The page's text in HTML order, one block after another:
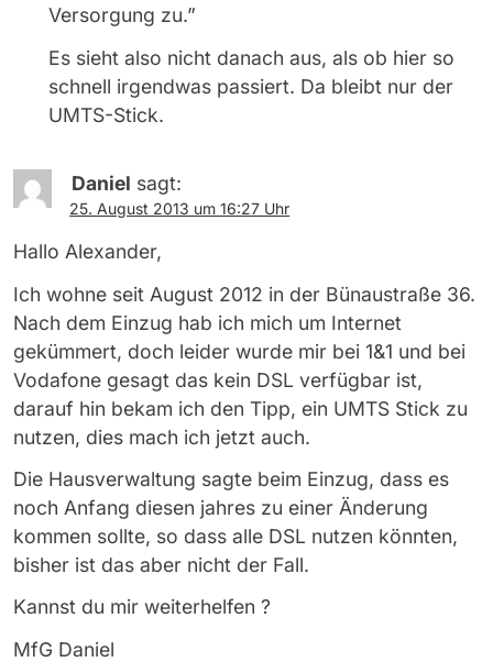
Versorgung zu.”
Es sieht also nicht danach aus, als ob hier so
schnell irgendwas passiert. Da bleibt nur der
UMTS-Stick.
Daniel sagt:
25. August 2013 um 16:27 Uhr
Hallo Alexander,
Ich wohne seit August 2012 in der Bünaustraße 36.
Nach dem Einzug hab ich mich um Internet
gekümmert, doch leider wurde mir bei 1&1 und bei
Vodafone gesagt das kein DSL verfügbar ist,
darauf hin bekam ich den Tipp, ein UMTS Stick zu
nutzen, dies mach ich jetzt auch.
Die Hausverwaltung sagte beim Einzug, dass es
noch Anfang diesen jahres zu einer Änderung
kommen sollte, so dass alle DSL nutzen könnten,
bisher ist das aber nicht der Fall.
Kannst du mir weiterhelfen ?
MfG Daniel